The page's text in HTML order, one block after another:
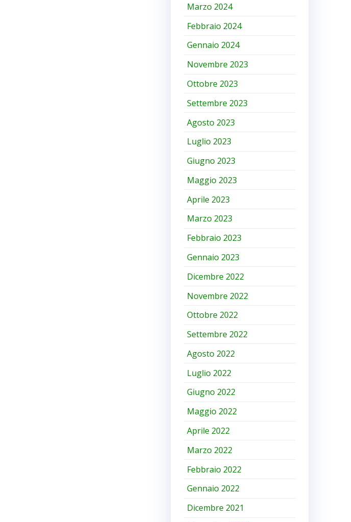
Marzo 2024
Febbraio 2024
Gennaio 2024
Novembre 2023
Ottobre 2023
Settembre 2023
Agosto 2023
Luglio 2023
Giugno 2023
Maggio 2023
Aprile 2023
Marzo 2023
Febbraio 2023
Gennaio 2023
Dicembre 2022
Novembre 2022
Ottobre 2022
Settembre 2022
Agosto 2022
Luglio 2022
Giugno 2022
Maggio 2022
Aprile 2022
Marzo 2022
Febbraio 2022
Gennaio 2022
Dicembre 2021